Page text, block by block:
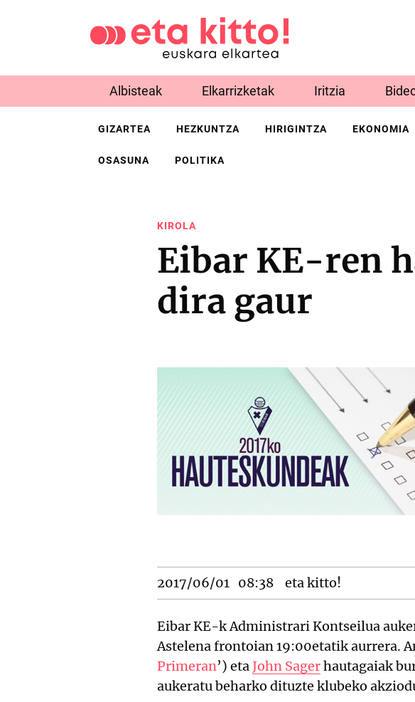
Albisteak Elkarrizketak Iritzia
GIZARTEA HEZKUNTZA HIRIGINTZA EKONOMIA
OSASUNA POLITIKA
KIROLA
Eibar KE-ren
dira gaur
2017/06/01 08:38 eta kitto!
Eibar KE-k Administrari Kontseilua
Astelena frontoian 19:00etatik aurrera.
Primeran’) eta John Sagerhautagaiak
aukeratu beharko dituzte klubeko